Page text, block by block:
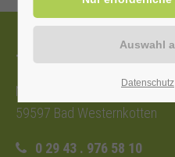
Tourist-Information
Nordstraße 2b
59597 Bad Westernkotten
0 29 43 . 976 58 10
Datenschutz